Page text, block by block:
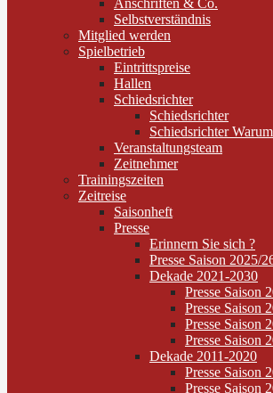
Anschriften & Co.
Selbstverständnis
Mitglied werden
Spielbetrieb
Eintrittspreise
Hallen
Schiedsrichter
Schiedsrichter
Schiedsrichter
Veranstaltungsteam
Zeitnehmer
Trainingszeiten
Zeitreise
Saisonheft
Presse
Erinnern Sie sich ?
Presse Saison 2025/
Dekade 2021-2030
Presse Saison
Presse Saison
Presse Saison
Presse Saison
Dekade 2011-2020
Presse Saison
Presse Saison